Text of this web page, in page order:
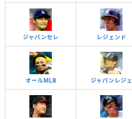
ジャパンセレ レジェンド
オールMLB ジャパンレジェ